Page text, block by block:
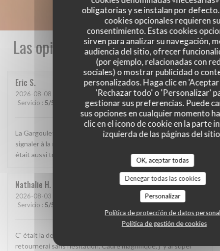
obligatorias y se instalan por
cookies opcionales requieren
consentimiento. Estas cookies
sirven para analizar su navegación,
audiencia del sitio, ofrecer
(por ejemplo, relacionadas con
sociales) o mostrar publicidad o
personalizados. Haga clic en
'Rechazar todo' o 'Personalizar'
gestionar sus preferencias. Puede
sus opciones en cualquier momento
clic en el icono de cookie en la parte
izquierda de las páginas del
OK, aceptar todas
Denegar todas las cookies
Personalizar
Política de protección de datos
Política de gestión de cookies
Las opiniones de nuestros clientes
Eric S
2026-08-08 - 20:30 - Invitados 2
Servicio : 5/5 Ambiente:4/5 Menú: 5/5 Calidad / Precio: 5/5
La Gargoulette est à découvrir, c'était très bon... Il faut le
signaler à la réservation (temps de cuisson long). Le service
était aussi très bien.
Nathalie H
2026-08-03
Servicio : 5/5 Calidad / Precio:
C' était la deuxième fois que nous y allions manger et j' y
retournerai sans hésitation. Cadre magnifique, j' y ai super